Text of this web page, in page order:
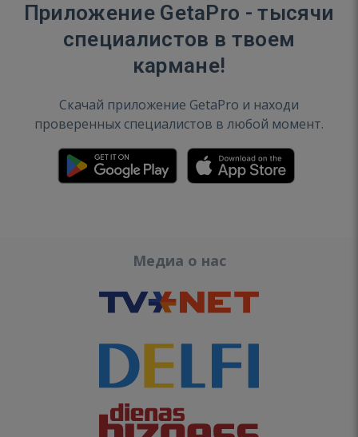
Приложение GetaPro - тысячи
специалистов в твоем
кармане!
Скачай приложение GetaPro и находи
проверенных специалистов в любой момент.
Медиа о нас